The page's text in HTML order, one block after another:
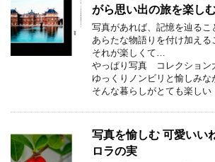
がら思い出の旅を楽し
写真があれば、記憶を辿るこ
あらたな物語りを付け加え
それが楽しくて…
やっぱり写真 コレクション
ゆっくりノンビリと愉しみな
そんな暮らしがとても楽しい
写真を愉しむ 可愛いい
ロラの実